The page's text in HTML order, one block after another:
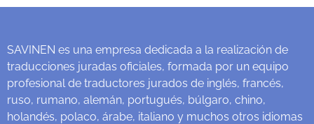
SAVINEN es una empresa dedicada a la realización de
traducciones juradas oficiales, formada por un equipo
profesional de traductores jurados de inglés, francés,
ruso, rumano, alemán, portugués, búlgaro, chino,
holandés, polaco, árabe, italiano y muchos otros idiomas